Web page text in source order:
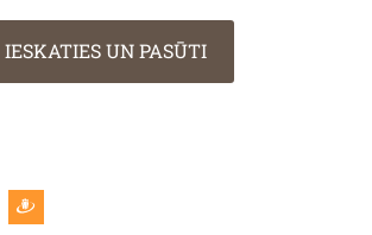
IESKATIES UN PASŪTI